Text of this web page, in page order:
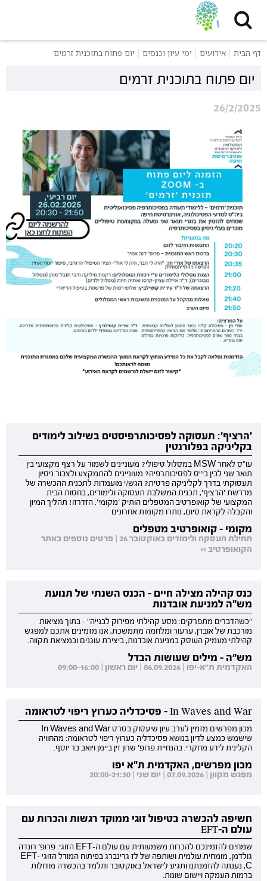
דף הבית אירועים ימי עיון וכנסים יום פתוח בתוכנית זרמים
יום פתוח בתוכנית זרמים
26/2/2025
'הרציף': תעסוקה לפסיכותרפיסטים בשילוב לימודים
בקליניקה בפלורנטין
עו"ס לאחר MSW במסלול טיפולי? מעוניינים לשמור על רצף מקצועי בין
תואר שני לבין בי"ס לפסיכותרפיה? מעוניינים להתמקצע ולצבור ניסיון
תעסוקתי בדרך לקליניקה פרטית? הגש/י מועמדות לתכנית ההכשרה של
מדרשת 'הרציף', תכנית המשלבת תעסוקה ולימודים, בחסות הבית
המקצועי של קואופרטיב המטפלים הותיק 'מקומי'. הזדרזו! תהליך המיון
והקבלה לקראת סיום, נותרו מקומות אחרונים
מקומי - קואופרטיב מטפלים
תחילת העסקה ולימודים באוקטובר 26 | פרטים נוספים באתר
הקואופרטיב >>
כנס קהילה מצילה חיים - הכנס השנתי של תנועת
מש"ה למניעת אובדנות
"כשהדברים מתפרקים: מסע קהילתי מפירוק לבנייה" - בתוך מציאות
מורכבת של אובדן, ערעור ומלחמה מתמשכת, אנו מזמינים אתכם למפגש
קהילתי מעמיק העוסק במניעת אובדנות, ביצירת עוגנים ובמציאת תקווה.
מש"ה - מילים שעושות הבדל
האקדמית ת"א-יפו | 06.09.2026 | יום ראשון | 09:00-16:00
In Waves and War - פסיכדליה כערוץ ריפוי לטראומה
מכון מפרשים מזמין לערב עיון שיעסוק בסרט In Waves and War
שישמש כמצע לדיון בנושא פסיכדליה כערוץ ריפוי לטראומה: מהחוויה
הקלינית לידע מחקרי. בהנחיית פרופ' שרון זין ביימן ויואב בר יוסף.
מכון מפרשים, האקדמית ת"א יפו
מפגש מקוון | 07.09.2026 | יום שני | 20:00-21:30
חשיפה להכשרה בטיפול זוגי ממוקד רגשות והכרות עם
עולם ה-EFT
שמחים להזמינכם להכרות משמעותית עם עולם ה-EFT הזוגי. פרופ' רונדה
גולדמן, מומחית עולמית ושותפה של לז גרינברג בפיתוח המודל הזוגי EFT-
C, נענתה להזמנתנו ותגיע לישראל באוקטובר ותלמד בהכשרה מודולות
ברמות העמקה ויישום שונות.